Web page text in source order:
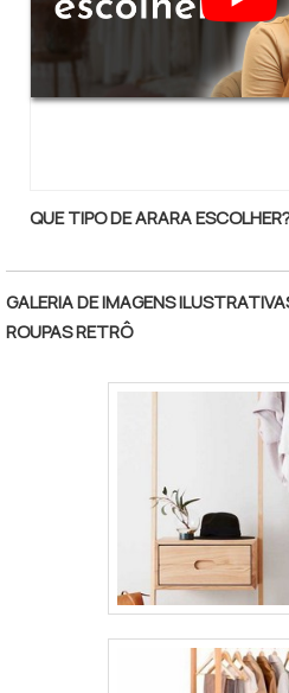
COMPROVADA NO
existe variedade e
assunto for fabricação de
empresa entende que seu
isso só é possível através
em equipamentos modernos
que tem sido apontada de
segmento pela seriedade e
fecham todo o ciclo de
excelência para seus
solicitando um orçamento!.
QUE TIPO DE ARARA
GALERIA DE IMAGENS
ROUPAS RETRÔ